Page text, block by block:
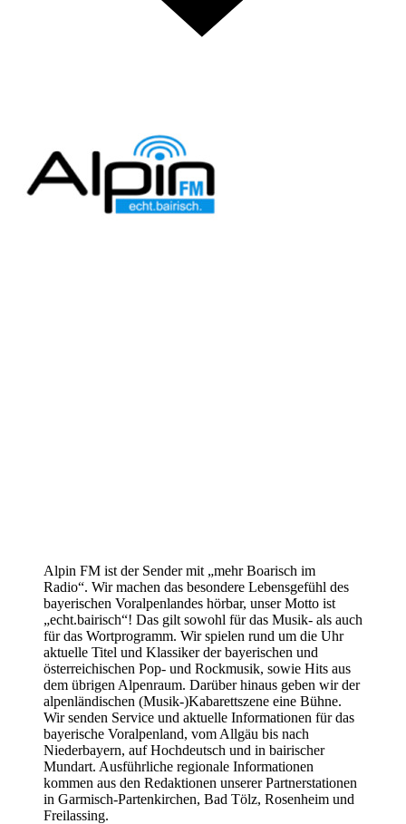
Alpin FM ist der Sender mit „mehr Boarisch im
Radio“. Wir machen das besondere Lebensgefühl des
bayerischen Voralpenlandes hörbar, unser Motto ist
„echt.bairisch“! Das gilt sowohl für das Musik- als auch
für das Wortprogramm. Wir spielen rund um die Uhr
aktuelle Titel und Klassiker der bayerischen und
österreichischen Pop- und Rockmusik, sowie Hits aus
dem übrigen Alpenraum. Darüber hinaus geben wir der
alpenländischen (Musik-)Kabarettszene eine Bühne.
Wir senden Service und aktuelle Informationen für das
bayerische Voralpenland, vom Allgäu bis nach
Niederbayern, auf Hochdeutsch und in bairischer
Mundart. Ausführliche regionale Informationen
kommen aus den Redaktionen unserer Partnerstationen
in Garmisch-Partenkirchen, Bad Tölz, Rosenheim und
Freilassing.